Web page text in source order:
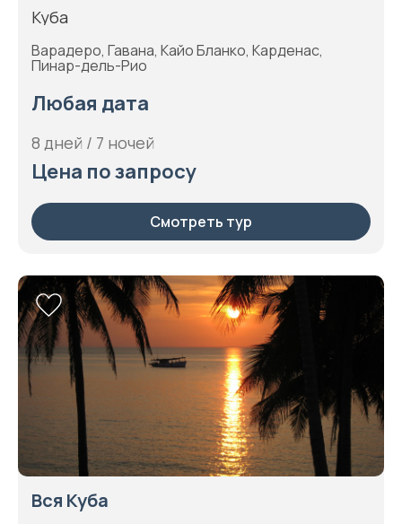
Куба
Варадеро, Гавана, Кайо Бланко, Карденас,
Пинар-дель-Рио
Любая дата
8 дней / 7 ночей
Цена по запросу
Смотреть тур
Вся Куба